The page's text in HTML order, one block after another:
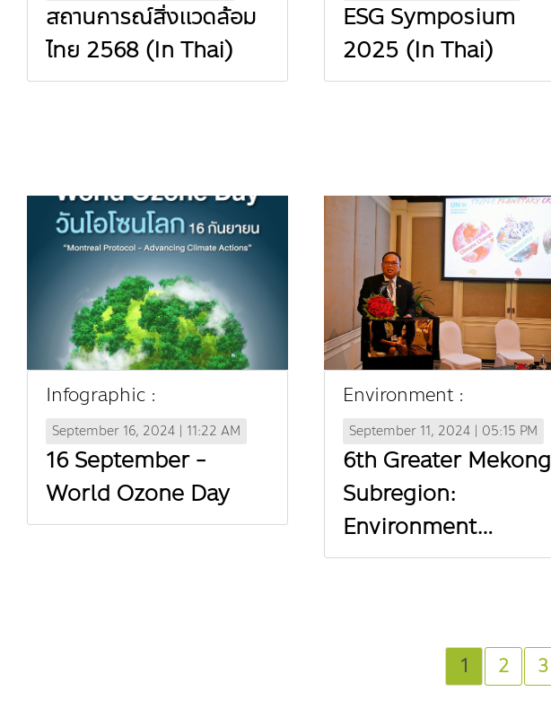
สถานการณ์สิ่งแวดล้อม
ไทย 2568 (In Thai)
ESG Symposium
2025 (In Thai)
Infographic :
September 16, 2024 | 11:22 AM
16 September -
World Ozone Day
Environment :
September 11, 2024 | 05:15 PM
6th Greater Mekong
Subregion:
Environment
Ministers’ Meeting
รัฐมนตรีสิ่ง แวดล้อม
GMS ครั้งที่ 6 ณ กรุง
1 2 3